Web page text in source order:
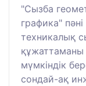
"Сызба
графика"
техникалық
құжаттаманы
мүмкіндік
сондай-ақ